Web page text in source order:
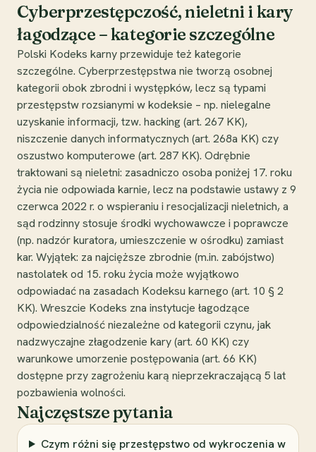
Cyberprzestępczość, nieletni i kary
łagodzące – kategorie szczególne
Polski Kodeks karny przewiduje też kategorie
szczególne. Cyberprzestępstwa nie tworzą osobnej
kategorii obok zbrodni i występków, lecz są typami
przestępstw rozsianymi w kodeksie – np. nielegalne
uzyskanie informacji, tzw. hacking (art. 267 KK),
niszczenie danych informatycznych (art. 268a KK) czy
oszustwo komputerowe (art. 287 KK). Odrębnie
traktowani są nieletni: zasadniczo osoba poniżej 17. roku
życia nie odpowiada karnie, lecz na podstawie ustawy z 9
czerwca 2022 r. o wspieraniu i resocjalizacji nieletnich, a
sąd rodzinny stosuje środki wychowawcze i poprawcze
(np. nadzór kuratora, umieszczenie w ośrodku) zamiast
kar. Wyjątek: za najcięższe zbrodnie (m.in. zabójstwo)
nastolatek od 15. roku życia może wyjątkowo
odpowiadać na zasadach Kodeksu karnego (art. 10 § 2
KK). Wreszcie Kodeks zna instytucje łagodzące
odpowiedzialność niezależne od kategorii czynu, jak
nadzwyczajne złagodzenie kary (art. 60 KK) czy
warunkowe umorzenie postępowania (art. 66 KK)
dostępne przy zagrożeniu karą nieprzekraczającą 5 lat
pozbawienia wolności.
Najczęstsze pytania
Czym różni się przestępstwo od wykroczenia w